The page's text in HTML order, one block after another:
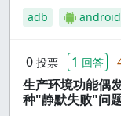
adb android
0 投票 1 回答
生产环境功能偶
种"静默失败"问